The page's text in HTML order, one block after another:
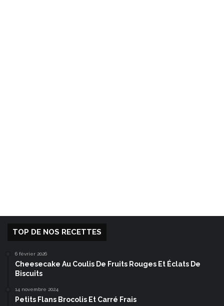
TOP DE NOS RECETTES
6 février 2026
Cheesecake Au Coulis De Fruits Rouges Et Éclats De
Biscuits
14 novembre 2024
Petits Flans Brocolis Et Carré Frais